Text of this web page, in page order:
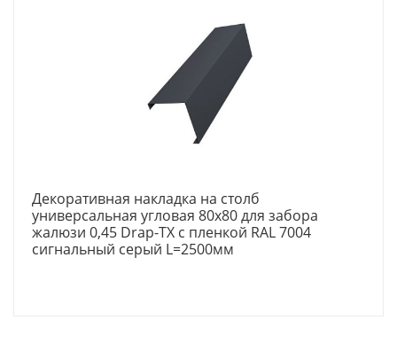
Декоративная накладка на столб
универсальная угловая 80х80 для забора
жалюзи 0,45 Drap-TX с пленкой RAL 7004
сигнальный серый L=2500мм